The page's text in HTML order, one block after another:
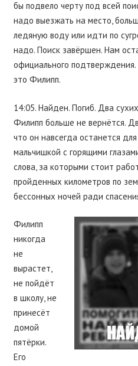
бы подвело черту под всей
надо выезжать на место,
ледяную воду или идти по
надо. Поиск завёршен. Нам
официального
это Филипп.
14:05. Найден. Погиб. Два
Филипп больше не вернётся.
что он навсегда останется
мальчишкой с горящими
слова, за которыми стоит
пройденных километров по
бессонных ночей ради
Филипп
никогда
не
вырастет,
не пойдёт
в школу, не
принесёт
домой
пятёрки.
Его